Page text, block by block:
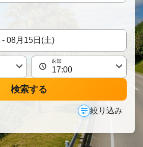
返却
検索する
絞り込み